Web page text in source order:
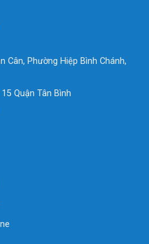
Cân, Phường Hiệp Bình Chánh,
Quận Tân Bình